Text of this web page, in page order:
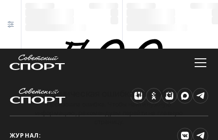
Техническая ошибка на сайте
Произошла ошибка. Чтобы найти нужную
ЖУРНАЛ: